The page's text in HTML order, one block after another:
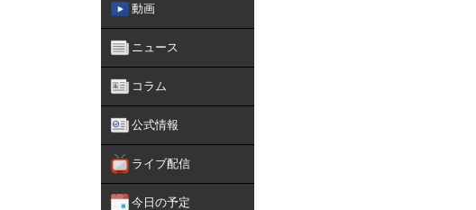
動画
ニュース
コラム
公式情報
ライブ配信
今日の予定